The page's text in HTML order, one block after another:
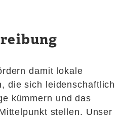
damit lokale
die sich leidenschaftlich
kümmern und das
stellen. Unser